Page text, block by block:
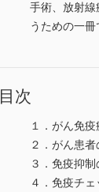
手術、放射
うための一冊
目次
１．がん免
２．がん患
３．免疫抑
４．免疫チ